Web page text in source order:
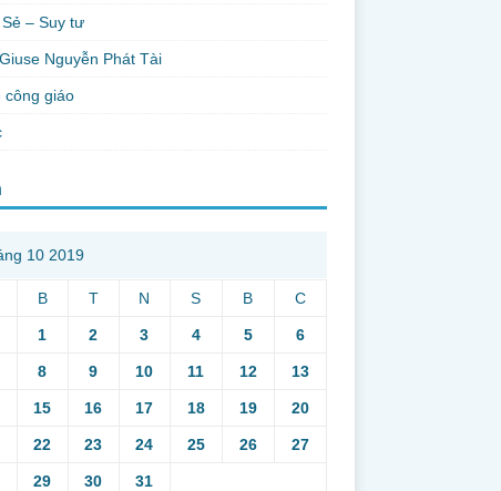
– Suy tư
Nguyễn Phát Tài
công giáo
10 2019
B T N S B C
1 2 3 4 5 6
8 9 10 11 12 13
15 16 17 18 19 20
22 23 24 25 26 27
29 30 31